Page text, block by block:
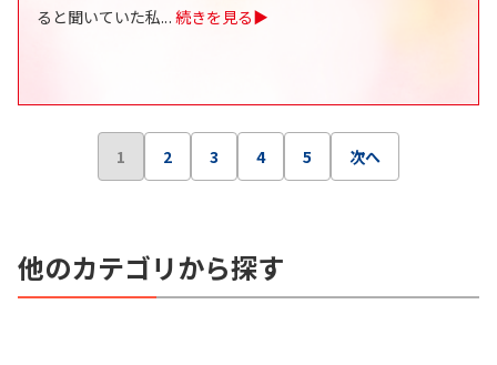
ると聞いていた私... 続きを見る▶
1 2 3 4 5 次へ
他のカテゴリから探す